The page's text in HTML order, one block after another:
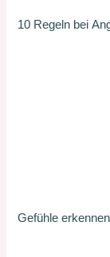
10 Regeln bei
Gefühle